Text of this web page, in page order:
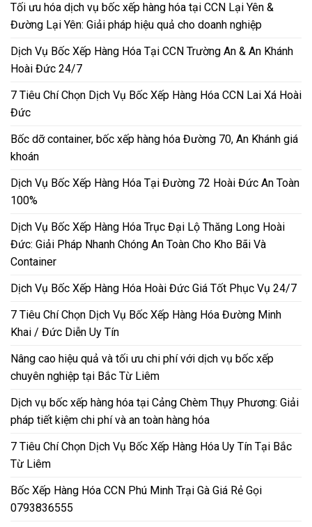
Tối ưu hóa dịch vụ bốc xếp hàng hóa tại CCN Lại Yên &
Đường Lại Yên: Giải pháp hiệu quả cho doanh nghiệp
Dịch Vụ Bốc Xếp Hàng Hóa Tại CCN Trường An & An Khánh
Hoài Đức 24/7
7 Tiêu Chí Chọn Dịch Vụ Bốc Xếp Hàng Hóa CCN Lai Xá Hoài
Đức
Bốc dỡ container, bốc xếp hàng hóa Đường 70, An Khánh giá
khoán
Dịch Vụ Bốc Xếp Hàng Hóa Tại Đường 72 Hoài Đức An Toàn
100%
Dịch Vụ Bốc Xếp Hàng Hóa Trục Đại Lộ Thăng Long Hoài
Đức: Giải Pháp Nhanh Chóng An Toàn Cho Kho Bãi Và
Container
Dịch Vụ Bốc Xếp Hàng Hóa Hoài Đức Giá Tốt Phục Vụ 24/7
7 Tiêu Chí Chọn Dịch Vụ Bốc Xếp Hàng Hóa Đường Minh
Khai / Đức Diễn Uy Tín
Nâng cao hiệu quả và tối ưu chi phí với dịch vụ bốc xếp
chuyên nghiệp tại Bắc Từ Liêm
Dịch vụ bốc xếp hàng hóa tại Cảng Chèm Thụy Phương: Giải
pháp tiết kiệm chi phí và an toàn hàng hóa
7 Tiêu Chí Chọn Dịch Vụ Bốc Xếp Hàng Hóa Uy Tín Tại Bắc
Từ Liêm
Bốc Xếp Hàng Hóa CCN Phú Minh Trại Gà Giá Rẻ Gọi
0793836555